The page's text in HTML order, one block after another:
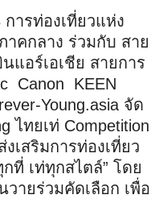
ารท่องเที่ยวแห่ง
คกลาง ร่วมกับ สาย
แอร์เอเชีย สายการ
Canon KEEN
Young.asia จัด
ไทยเท่ Competition
เสริมการท่องเที่ยว
ที่ เท่ทุกสไตล์” โดย
ายร่วมคัดเลือก เพื่อ